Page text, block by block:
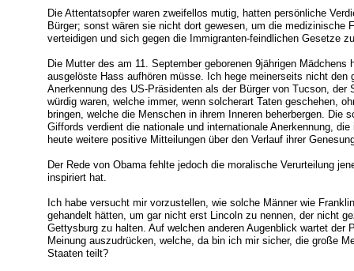
Die Attentatsopfer waren zweifellos mutig, hatten persönliche
Bürger; sonst wären sie nicht dort gewesen, um die medizinische
verteidigen und sich gegen die Immigranten-feindlichen Gesetze
Die Mutter des am 11. September geborenen 9jährigen
ausgelöste Hass aufhören müsse. Ich hege meinerseits nicht den
Anerkennung des US-Präsidenten als der Bürger von Tucson, der
würdig waren, welche immer, wenn solcherart Taten geschehen,
bringen, welche die Menschen in ihrem Inneren beherbergen. Die
Giffords verdient die nationale und internationale Anerkennung,
heute weitere positive Mitteilungen über den Verlauf ihrer
Der Rede von Obama fehlte jedoch die moralische Verurteilung
inspiriert hat.
Ich habe versucht mir vorzustellen, wie solche Männer wie
gehandelt hätten, um gar nicht erst Lincoln zu nennen, der nicht
Gettysburg zu halten. Auf welchen anderen Augenblick wartet der
Meinung auszudrücken, welche, da bin ich mir sicher, die große
Staaten teilt?